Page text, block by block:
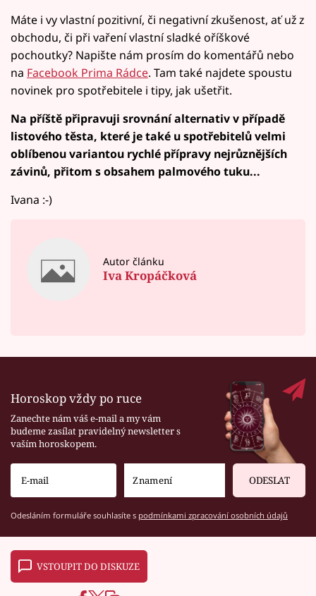
Máte i vy vlastní pozitivní, či negativní zkušenost, ať už z
obchodu, či při vaření vlastní sladké oříškové
pochoutky? Napište nám prosím do komentářů nebo
na Facebook Prima Rádce. Tam také najdete spoustu
novinek pro spotřebitele i tipy, jak ušetřit.
Na příště připravuji srovnání alternativ v případě
listového těsta, které je také u spotřebitelů velmi
oblíbenou variantou rychlé přípravy nejrůznějších
závinů, přitom s obsahem palmového tuku...
Ivana :-)
Autor článku
Iva Kropáčková
Horoskop vždy po ruce
Zanechte nám váš e-mail a my vám
budeme zasílat pravidelný newsletter s
vaším horoskopem.
ODESLAT
Odesláním formuláře souhlasíte s podmínkami zpracování osobních údajů
VSTOUPIT DO DISKUZE